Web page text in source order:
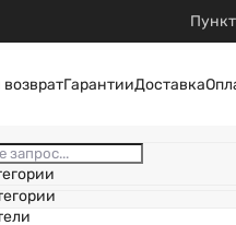
ГарантииДоставка